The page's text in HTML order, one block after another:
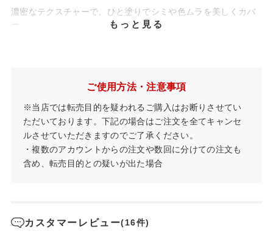
濃密なテクスチャーで、ひと塗りでシミや色ムラを美しくカバ
うるおいを与えるヒト型セラミド3種*3、肌を整える植物エキス
を配合。
医薬部外品 SPF25/PA++
石けんでオフ
ブルーライトカット
低刺激処方* 4
*3 ヒドロキシステアリルフィトスフィンゴシン、ステアロイルフィトスフィン
ゴシン、セラミド2（すべて保湿成分）
もっと見る
ご使用方法・注意事項
※当店では転売目的を疑われるご購入はお断りさせてい
ただいております。下記の場合はご注文を全てキャンセ
ルさせていただきますのでご了承ください。
・複数のアカウントからの注文や数回に分けての注文も
含め、転売目的との疑いが出た場合
カスタマーレビュー(16件)